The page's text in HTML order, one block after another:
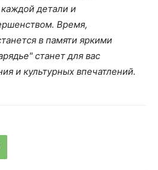
детали и
Время,
в памяти яркими
станет для вас
и культурных впечатлений.